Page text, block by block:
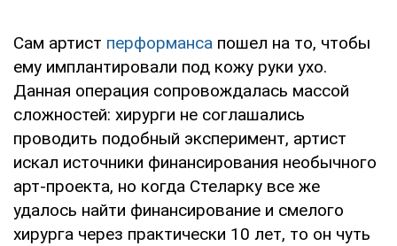
Сам артист перформанса пошел на то, чтобы
ему имплантировали под кожу руки ухо.
Данная операция сопровождалась массой
сложностей: хирурги не соглашались
проводить подобный эксперимент, артист
искал источники финансирования необычного
арт-проекта, но когда Стеларку все же
удалось найти финансирование и смелого
хирурга через практически 10 лет, то он чуть